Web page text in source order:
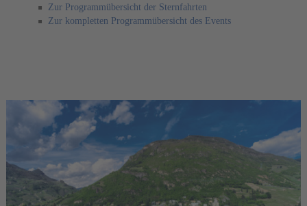
Zur Programmübersicht der Sternfahrten
Zur kompletten Programmübersicht des Events